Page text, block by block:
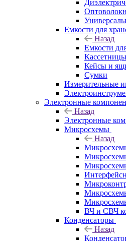
Емкости для
Назад
Емкости
Кассетницы
Кейсы и
Сумки
Измерительные
Электронные
Назад
Электронные
Микросхемы
Назад
ВЧ и СВЧ
Конденсаторы
Назад